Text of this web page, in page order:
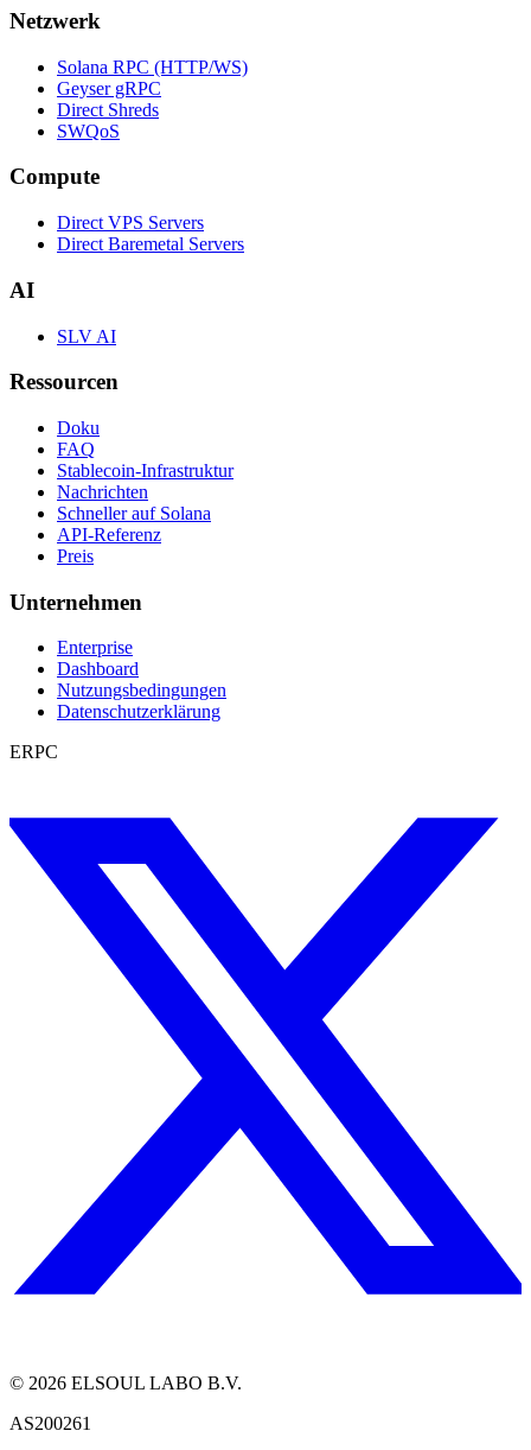
Netzwerk
Solana RPC (HTTP/WS)
Geyser gRPC
Direct Shreds
SWQoS
Compute
Direct VPS Servers
Direct Baremetal Servers
AI
SLV AI
Ressourcen
Doku
FAQ
Stablecoin-Infrastruktur
Nachrichten
Schneller auf Solana
API-Referenz
Preis
Unternehmen
Enterprise
Dashboard
Nutzungsbedingungen
Datenschutzerklärung
ERPC
© 2026 ELSOUL LABO B.V.
AS200261